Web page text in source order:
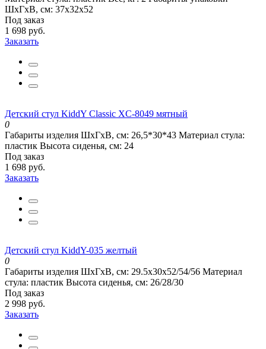
ШхГхВ, см: 37x32x52
Под заказ
1 698 руб.
Заказать
Детский стул KiddY Classic XC-8049 мятный
0
Габариты изделия ШхГхВ, см: 26,5*30*43 Материал стула:
пластик Высота сиденья, см: 24
Под заказ
1 698 руб.
Заказать
Детский стул KiddY-035 желтый
0
Габариты изделия ШхГхВ, см: 29.5x30x52/54/56 Материал
стула: пластик Высота сиденья, см: 26/28/30
Под заказ
2 998 руб.
Заказать